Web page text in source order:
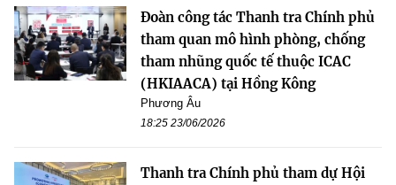
Đoàn công tác Thanh tra Chính phủ
tham quan mô hình phòng, chống
tham nhũng quốc tế thuộc ICAC
(HKIAACA) tại Hồng Kông
Phương Âu
18:25 23/06/2026
Thanh tra Chính phủ tham dự Hội